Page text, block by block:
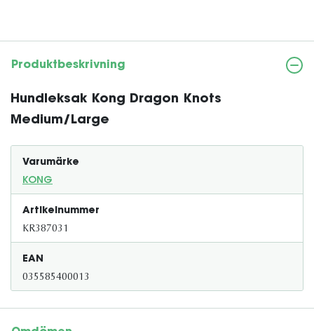
Produktbeskrivning
Hundleksak Kong Dragon Knots
Medium/Large
Varumärke
KONG
Artikelnummer
KR387031
EAN
035585400013